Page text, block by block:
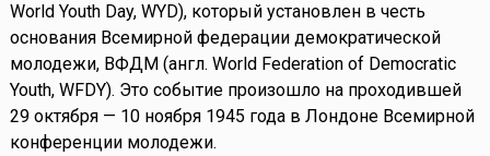
World Youth Day, WYD), который установлен в честь
основания Всемирной федерации демократической
молодежи, ВФДМ (англ. World Federation of Democratic
Youth, WFDY). Это событие произошло на проходившей
29 октября — 10 ноября 1945 года в Лондоне Всемирной
конференции молодежи.